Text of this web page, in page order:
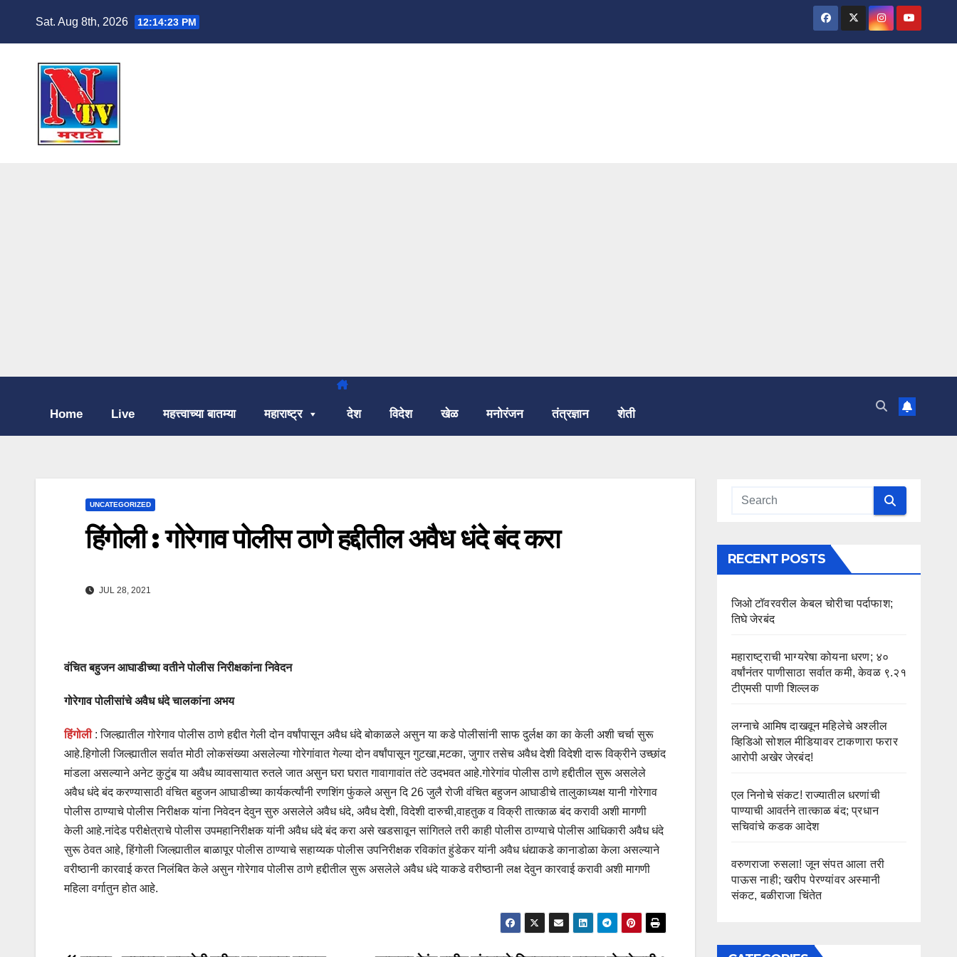
Sat. Aug 8th, 2026 12:14:24 PM
Home Live महत्त्वाच्या बातम्या महाराष्ट्र देश विदेश खेळ मनोरंजन तंत्रज्ञान शेती
UNCATEGORIZED
हिंगोली : गोरेगाव पोलीस ठाणे हद्दीतील अवैध धंदे बंद करा
JUL 28, 2021
वंचित बहुजन आघाडीच्या वतीने पोलीस निरीक्षकांना निवेदन
गोरेगाव पोलीसांचे अवैध धंदे चालकांना अभय
हिंगोली: जिल्ह्यातील गोरेगाव पोलीस ठाणे हद्दीत गेली दोन वर्षांपासून अवैध धंदे बोकाळले असुन या कडे पोलीसांनी साफ दुर्लक्ष का का केली अशी चर्चा सुरू
आहे.हिगोली जिल्ह्यातील सर्वात मोठी लोकसंख्या असलेल्या गोरेगांवात गेल्या दोन वर्षांपासून गुटखा,मटका, जुगार तसेच अवैध देशी विदेशी दारू विक्रीने उच्छांद
मांडला असल्याने अनेट कुटुंब या अवैध व्यावसायात रुतले जात असुन घरा घरात गावागावांत तंटे उदभवत आहे.गोरेगांव पोलीस ठाणे हद्दीतील सुरू असलेले
अवैध धंदे बंद करण्यासाठी वंचित बहुजन आघाडीच्या कार्यकर्त्यांनी रणशिंग फुंकले असुन दि 26 जुलै रोजी वंचित बहुजन आघाडीचे तालुकाध्यक्ष यानी गोरेगाव
पोलीस ठाण्याचे पोलीस निरीक्षक यांना निवेदन देवुन सुरु असलेले अवैध धंदे, अवैध देशी, विदेशी दारुची,वाहतुक व विक्री तात्काळ बंद करावी अशी मागणी
केली आहे.नांदेड परीक्षेत्राचे पोलीस उपमहानिरीक्षक यांनी अवैध धंदे बंद करा असे खडसावून सांगितले तरी काही पोलीस ठाण्याचे पोलीस आधिकारी अवैध धंदे
सुरू ठेवत आहे, हिंगोली जिल्ह्यातील बाळापूर पोलीस ठाण्याचे सहाय्यक पोलीस उपनिरीक्षक रविकांत हुंडेकर यांनी अवैध धंद्याकडे कानाडोळा केला असल्याने
वरीष्ठानी कारवाई करत निलंबित केले असुन गोरेगाव पोलीस ठाणे हद्दीतील सुरू असलेले अवैध धंदे याकडे वरीष्ठानी लक्ष देवुन कारवाई करावी अशी मागणी
महिला वर्गातुन होत आहे.
RECENT POSTS
जिओ टॉवरवरील केबल चोरीचा पर्दाफाश;
तिघे जेरबंद
महाराष्ट्राची भाग्यरेषा कोयना धरण; ४०
वर्षांनंतर पाणीसाठा सर्वात कमी, केवळ ९.२१
टीएमसी पाणी शिल्लक
लग्नाचे आमिष दाखवून महिलेचे अश्लील
व्हिडिओ सोशल मीडियावर टाकणारा फरार
आरोपी अखेर जेरबंद!
एल निनोचे संकट! राज्यातील धरणांची
पाण्याची आवर्तने तात्काळ बंद; प्रधान
सचिवांचे कडक आदेश
वरुणराजा रुसला! जून संपत आला तरी
पाऊस नाही; खरीप पेरण्यांवर अस्मानी
संकट, बळीराजा चिंतेत